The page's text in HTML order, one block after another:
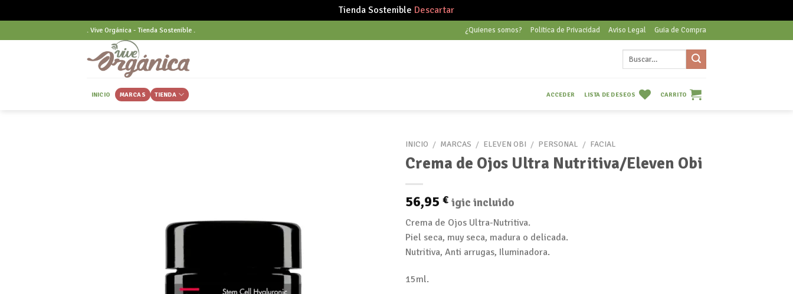
Tienda Sostenible Descartar
to
. Vive Orgánica - Tienda Sostenible . ¿Quienes somos? Politica de Privacidad Aviso Legal Guia de Compra
INICIO MARCAS TIENDA ACCEDER LISTA DE DESEOS CARRITO
INICIO / MARCAS / ELEVEN OBI / PERSONAL / FACIAL
Crema de Ojos Ultra Nutritiva/Eleven Obi
56,95 € igic incluido
Crema de Ojos Ultra-Nutritiva.
Piel seca, muy seca, madura o delicada.
Nutritiva, Anti arrugas, Iluminadora.
15ml.